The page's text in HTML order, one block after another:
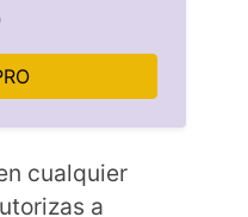
cualquier
a